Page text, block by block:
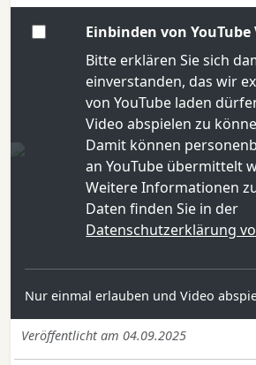
Einbinden von
Bitte erklären Sie sich
einverstanden, das wir
von YouTube laden
Video abspielen zu
Damit können
an YouTube übermittelt
Weitere Informationen
Daten finden Sie in der
Datenschutzerklärung
Nur einmal erlauben und Video
Veröffentlicht am 04.09.2025